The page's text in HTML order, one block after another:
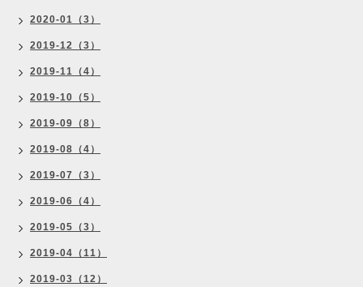
2020-01（3）
2019-12（3）
2019-11（4）
2019-10（5）
2019-09（8）
2019-08（4）
2019-07（3）
2019-06（4）
2019-05（3）
2019-04（11）
2019-03（12）